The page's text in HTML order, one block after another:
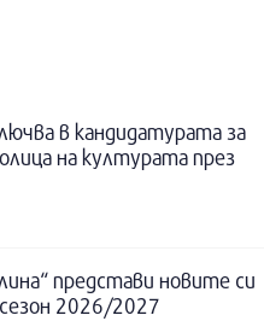
в кандидатурата за
на културата през
представи новите си
2026/2027